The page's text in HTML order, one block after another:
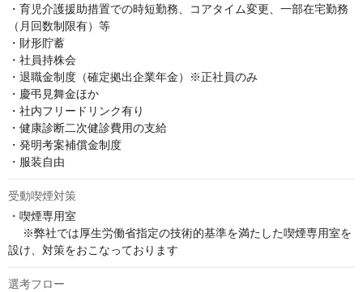
・育児介護援助措置での時短勤務、コアタイム変更、一部在宅勤務
（月回数制限有）等
・財形貯蓄
・社員持株会
・退職金制度（確定拠出企業年金）※正社員のみ
・慶弔見舞金ほか
・社内フリードリンク有り
・健康診断二次健診費用の支給
・発明考案補償金制度
・服装自由
受動喫煙対策
・喫煙専用室
設け、対策をおこなっております
選考フロー